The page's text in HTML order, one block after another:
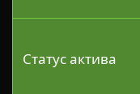
Статус актива